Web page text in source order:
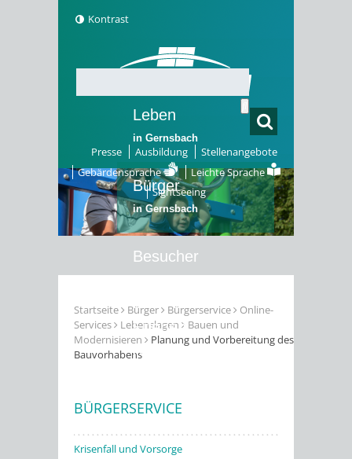
Kontrast
Presse Ausbildung
Stellenangebote
Gebärdensprache
Leichte Sprache
Sightseeing
Leben
in Gernsbach
Bürger
in Gernsbach
Besucher
Erleben
in Gernsbach
Startseite Bürger Bürgerservice
Online-
Services
Lebenslagen
Bauen und
Modernisieren
Planung und Vorbereitung des
Bauvorhabens
BÜRGERSERVICE
Krisenfall und Vorsorge